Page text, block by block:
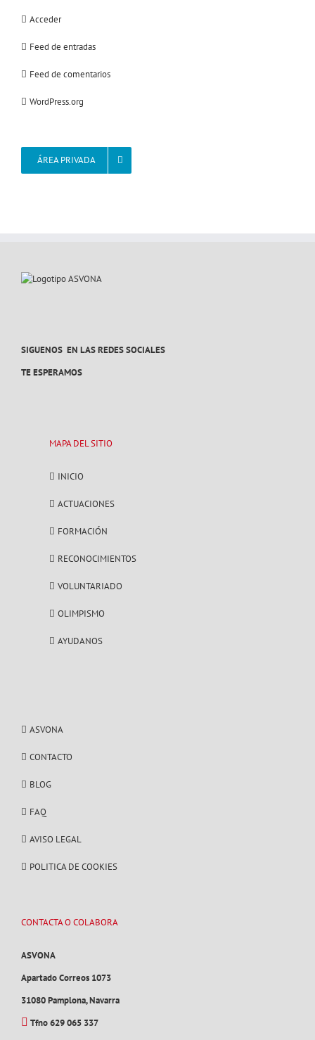
Acceder
Feed de entradas
Feed de comentarios
WordPress.org
ÁREA PRIVADA
SIGUENOS EN LAS REDES SOCIALES
TE ESPERAMOS
MAPA DEL SITIO
INICIO
ACTUACIONES
FORMACIÓN
RECONOCIMIENTOS
VOLUNTARIADO
OLIMPISMO
AYUDANOS
ASVONA
CONTACTO
BLOG
FAQ
AVISO LEGAL
POLITICA DE COOKIES
CONTACTA O COLABORA
ASVONA
Apartado Correos 1073
31080 Pamplona, Navarra
Tfno 629 065 337